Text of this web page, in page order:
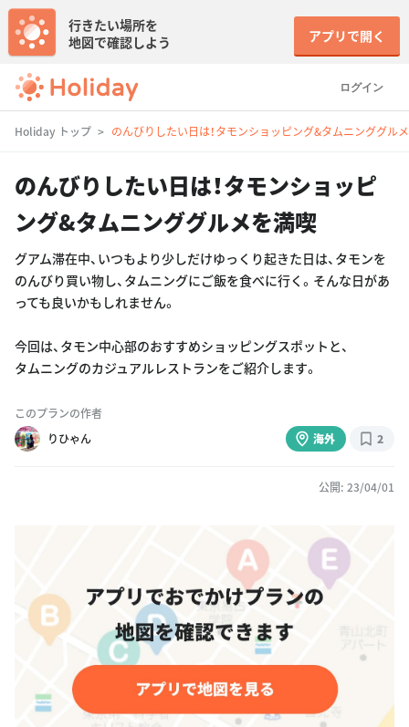
ログイン
行きたい場所を
地図で確認しよう
アプリで開く
Holiday トップ のんびりしたい日は！タモンショッピング&タムニンググル
のんびりしたい日は！タモンショッピ
ング&タムニンググルメを満喫
グアム滞在中、いつもより少しだけゆっくり起きた日は、タモンを
のんびり買い物し、タムニングにご飯を食べに行く。そんな日があ
っても良いかもしれません。
今回は、タモン中心部のおすすめショッピングスポットと、
タムニングのカジュアルレストランをご紹介します。
このプランの作者
りひゃん
海外 2
公開: 23/04/01